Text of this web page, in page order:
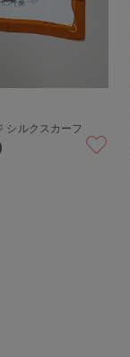
シルクスカーフ